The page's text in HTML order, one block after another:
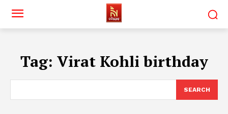
Tag: Virat Kohli birthday
SEARCH